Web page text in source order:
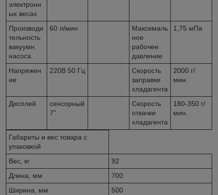
электронн
ых весах
Производи
тельность
вакуумн.
насоса
60 л/мин
Максималь
ное
рабочее
давление
1,75 мПа
Напряжен
ие
220В 50 Гц
Скорость
заправки
хладагента
2000 г/
мин.
Дисплей
сенсорный
7"
Скорость
откачки
хладагента
180-350 г/
мин.
Габариты и вес товара с
упаковкой
Вес, кг
92
Длина, мм
700
Ширина, мм
500